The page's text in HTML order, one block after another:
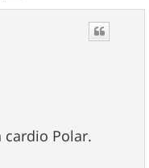
cardio Polar.